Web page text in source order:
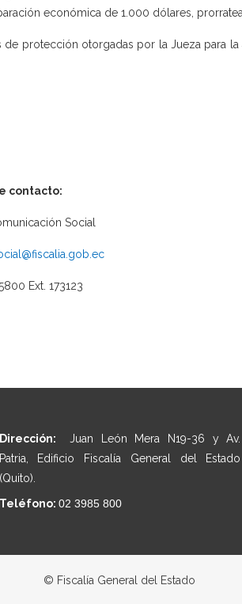
económica de 1.000 dólares,
de protección otorgadas por la Jueza para
contacto:
Social
Ext. 173123
Dirección: Juan León Mera N19-36 y Av.
Patria, Edificio Fiscalía General del Estado
(Quito).
Teléfono: 02 3985 800
© Fiscalía General del Estado